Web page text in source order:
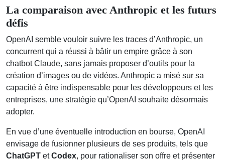
La comparaison avec Anthropic et les futurs
défis
OpenAI semble vouloir suivre les traces d’Anthropic, un
concurrent qui a réussi à bâtir un empire grâce à son
chatbot Claude, sans jamais proposer d’outils pour la
création d’images ou de vidéos. Anthropic a misé sur sa
capacité à être indispensable pour les développeurs et les
entreprises, une stratégie qu’OpenAI souhaite désormais
adopter.
En vue d’une éventuelle introduction en bourse, OpenAI
envisage de fusionner plusieurs de ses produits, tels que
ChatGPT etCodex, pour rationaliser son offre et présenter